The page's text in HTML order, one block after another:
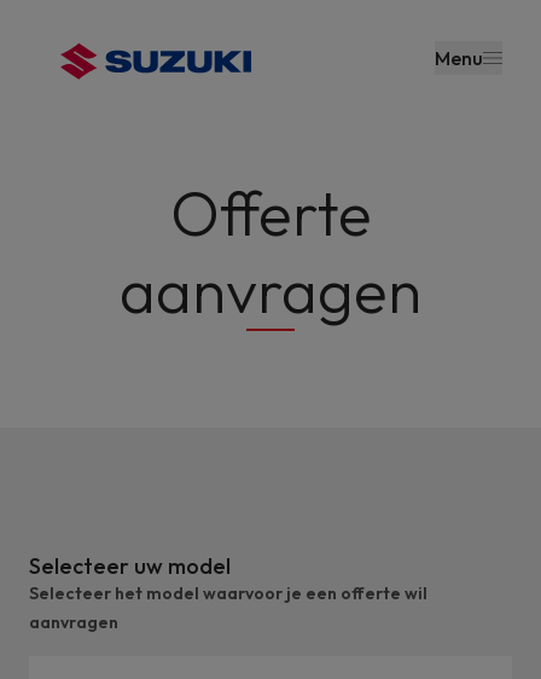
de inhoud
gaan
Menu
Offerte
aanvragen
Selecteer uw model
Selecteer het model waarvoor je een offerte wil
aanvragen